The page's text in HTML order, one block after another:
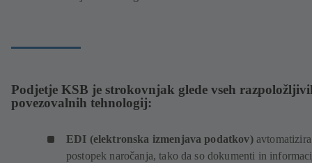
Podjetje KSB je strokovnjak glede vseh
povezovalnih tehnologij:
EDI (elektronska izmenjava podatkov)avtomatizira
postopek naročanja, tako da so dokumenti in